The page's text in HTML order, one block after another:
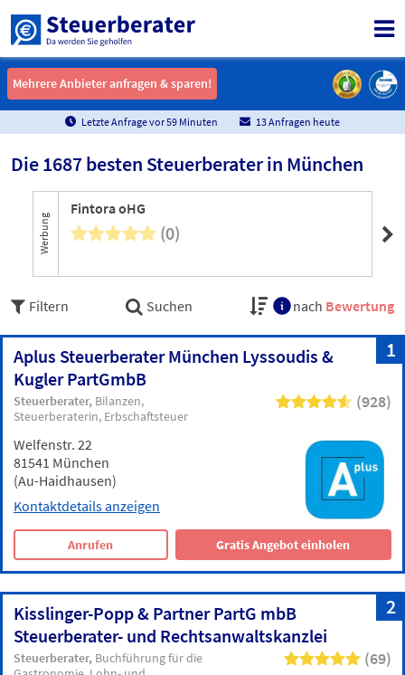
Mehrere Anbieter anfragen & sparen!
Mehrere Anbieter anfragen & sparen!
Letzte Anfrage vor59 Minuten 13 Anfragen heute
Die 1687 besten Steuerberater in München
Werbung
Fintora oHG
(0)
Filtern Suchen nach Bewertung
1
Aplus Steuerberater München Lyssoudis &
Kugler PartGmbB
Steuerberater Bilanzen
Steuerberaterin Erbschaftsteuer
(928)
Welfenstr. 22
81541 München
(Au-Haidhausen)
Kontaktdetails anzeigen
Anrufen Gratis Angebot einholen
2
Kisslinger-Popp & Partner PartG mbB
Steuerberater- und Rechtsanwaltskanzlei
Steuerberater Buchführung für die
(69)